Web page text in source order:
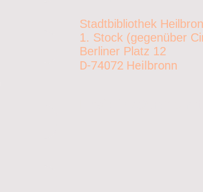
Stadtbibliothek
1. Stock (gegenüber
Berliner Platz 12
D-74072 Heilbronn